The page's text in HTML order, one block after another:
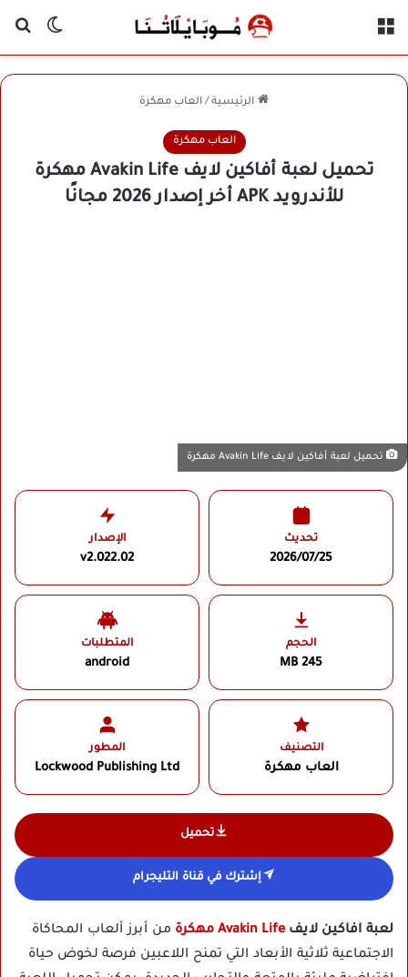
الوضع
الرئيسية / العاب مهكرة
العاب مهكرة
تحميل لعبة أفاكين لايف Avakin Life مهكرة
للأندرويد APK أخر إصدار 2026 مجانًا
تحميل لعبة أفاكين لايف Avakin Life مهكرة
تحديث
2026/07/25
الإصدار
v2.022.02
الحجم
245 MB
المتطلبات
android
التصنيف
العاب مهكرة
المطور
Lockwood Publishing Ltd‏
تحميل
إشترك في قناة التليجرام
لعبة افاكين لايف Avakin Life مهكرة
من أبرز ألعاب المحاكاة
الاجتماعية ثلاثية الأبعاد التي تمنح اللاعبين فرصة لخوض حياة